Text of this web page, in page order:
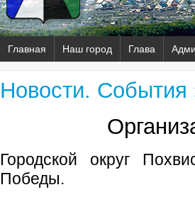
Главная Наш город Глава
Новости. События
Городской округ
Победы.